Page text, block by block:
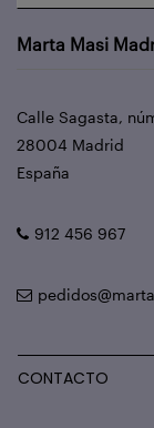
Marta Masi
Calle Sagasta,
28004 Madrid
España
912 456 967
CONTACTO